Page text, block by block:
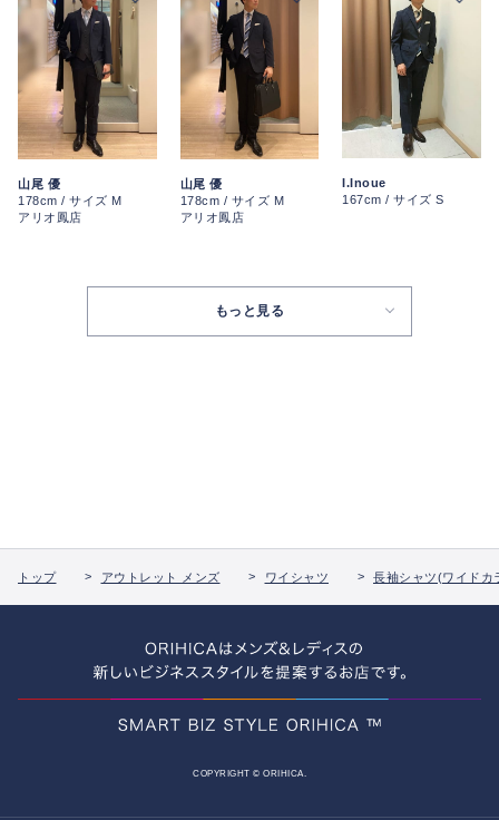
山尾 優
178cm / サイズ M
アリオ鳳店
山尾 優
178cm / サイズ M
アリオ鳳店
I.Inoue
167cm / サイズ S
もっと見る
トップ アウトレット メンズ ワイシャツ 長袖シャツ(ワイドカ
COPYRIGHT © ORIHICA.